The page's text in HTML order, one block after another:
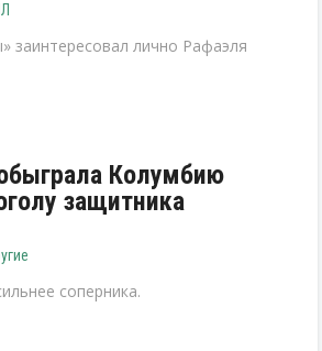
заинтересовал лично Рафаэля
Колумбию
защитника
соперника.